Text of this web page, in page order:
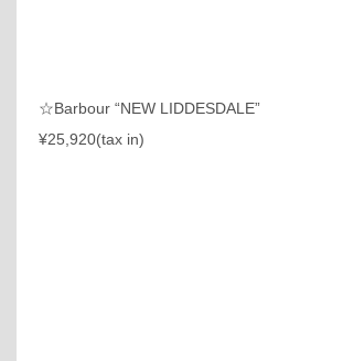
☆Barbour “NEW LIDDESDALE”
¥25,920(tax in)